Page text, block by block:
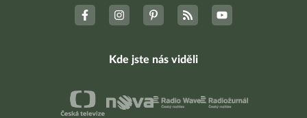
Kde jste nás viděli